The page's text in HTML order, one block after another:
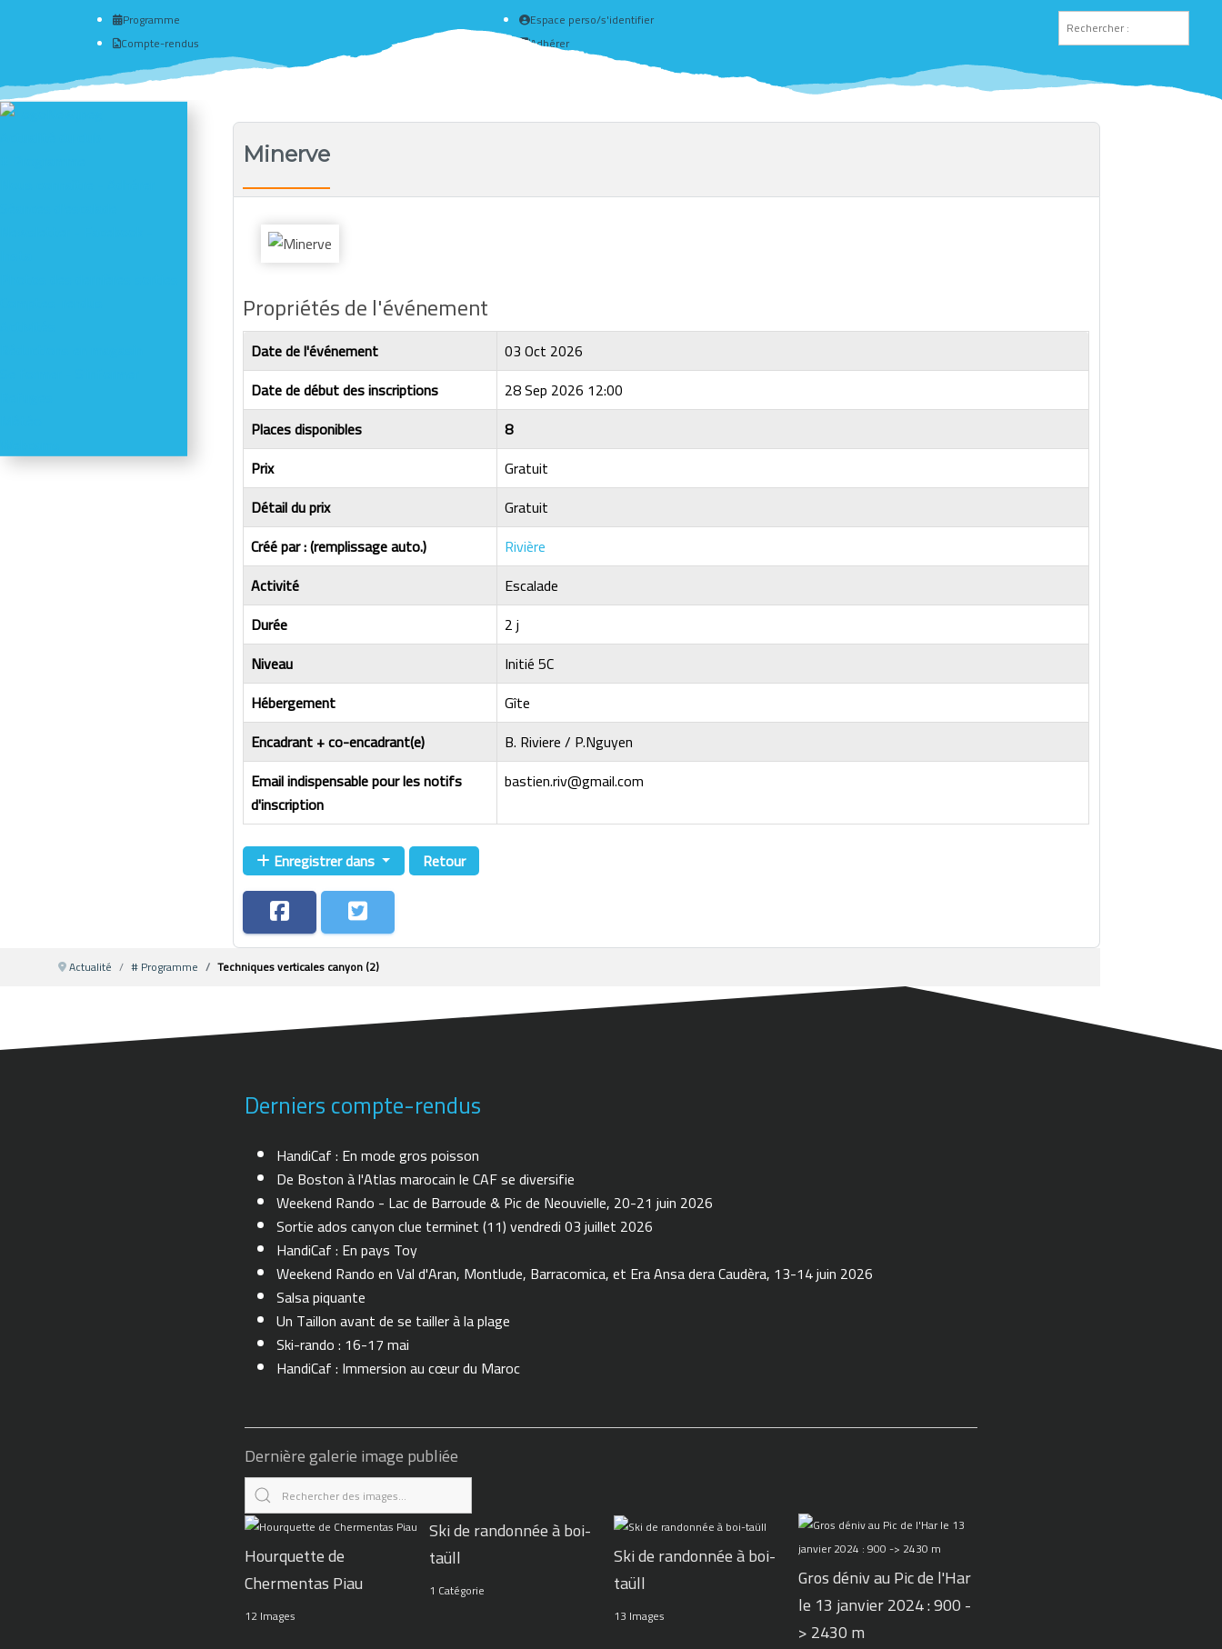
Programme
Compte-rendus
Espace perso/s'identifier
Adhérer
Créer un compte
Minerve
Propriétés de l'événement
Date de l'événement
03 Oct 2026
Date de début des inscriptions
28 Sep 2026 12:00
Places disponibles
8
Prix
Gratuit
Détail du prix
Gratuit
Créé par : (remplissage auto.)
Rivière
Activité
Escalade
Durée
2 j
Niveau
Initié 5C
Hébergement
Gîte
Encadrant + co-encadrant(e)
B. Riviere / P.Nguyen
Email indispensable pour les notifs
d'inscription
bastien.riv@gmail.com
Enregistrer dans Retour
Actualité # Programme Techniques verticales canyon (2)
Derniers compte-rendus
HandiCaf : En mode gros poisson
De Boston à l'Atlas marocain le CAF se diversifie
Weekend Rando - Lac de Barroude & Pic de Neouvielle, 20-21 juin 2026
Sortie ados canyon clue terminet (11) vendredi 03 juillet 2026
HandiCaf : En pays Toy
Weekend Rando en Val d'Aran, Montlude, Barracomica, et Era Ansa dera Caudèra, 13-14 juin 2026
Salsa piquante
Un Taillon avant de se tailler à la plage
Ski-rando : 16-17 mai
HandiCaf : Immersion au cœur du Maroc
Dernière galerie image publiée
Hourquette de
Chermentas Piau
12 Images
Ski de randonnée à boi-
taüll
1 Catégorie
Ski de randonnée à boi-
taüll
13 Images
Gros déniv au Pic de l'Har
le 13 janvier 2024 : 900 -
> 2430 m